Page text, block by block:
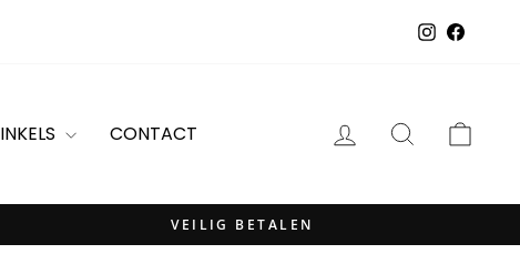
Instagram
CONTACT INLOGGEN
VEILIG BETALEN